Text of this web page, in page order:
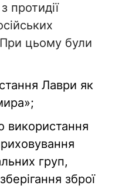
протидії
цьому були
Лаври як
використання
груп,
зброї